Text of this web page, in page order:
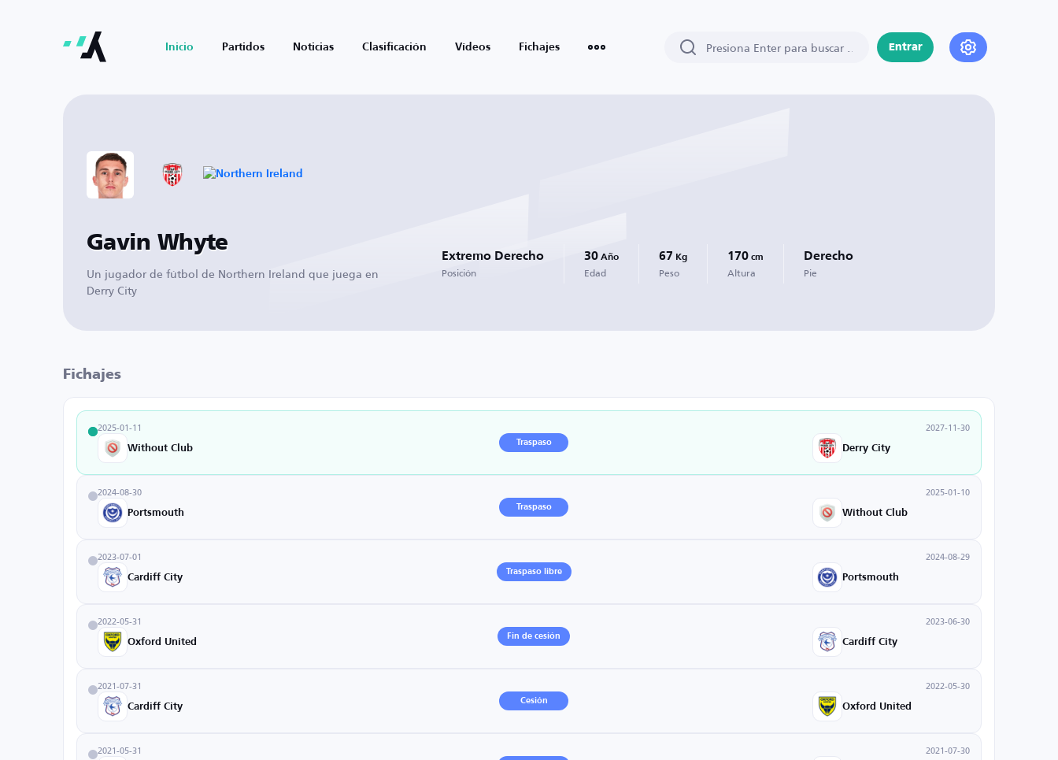
Inicio Partidos Noticias Clasificación Vídeos Fichajes Entrar
Gavin Whyte
Un jugador de fútbol de Northern Ireland que juega en
Derry City
Extremo Derecho
Posición
30 Año
Edad
67 Kg
Peso
170 cm
Altura
Derecho
Pie
Fichajes
2025-01-11
Without Club
Traspaso
2027-11-30
Derry City
2024-08-30
Portsmouth
Traspaso
2025-01-10
Without Club
2023-07-01
Cardiff City
Traspaso libre
2024-08-29
Portsmouth
2022-05-31
Oxford United
Fin de cesión
2023-06-30
Cardiff City
2021-07-31
Cardiff City
Cesión
2022-05-30
Oxford United
2021-05-31 2021-07-30